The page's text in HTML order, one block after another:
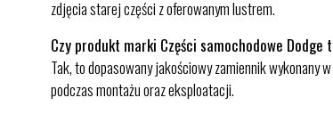
zdjęcia starej części z oferowanym lustrem.
Czy produkt marki Części samochodowe Dodge
Tak, to dopasowany jakościowy zamiennik wykonany
podczas montażu oraz eksploatacji.